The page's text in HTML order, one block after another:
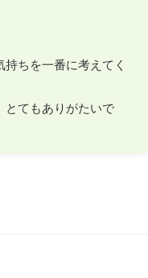
持ちを一番に考えてく
とてもありがたいで